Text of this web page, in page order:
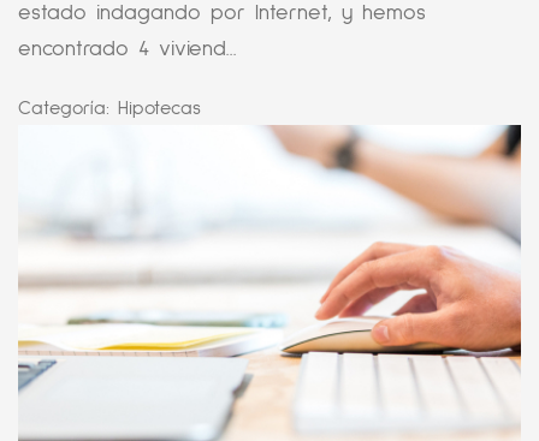
estado indagando por Internet, y hemos
encontrado 4 viviend...
Categoría: Hipotecas